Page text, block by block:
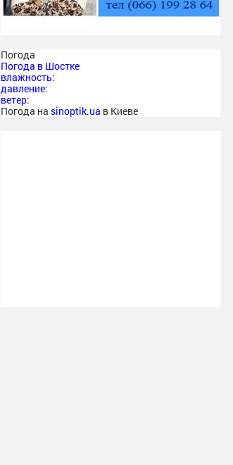
Погода
Погода в Шостке
влажность:
давление:
ветер:
Погода на sinoptik.ua в Киеве